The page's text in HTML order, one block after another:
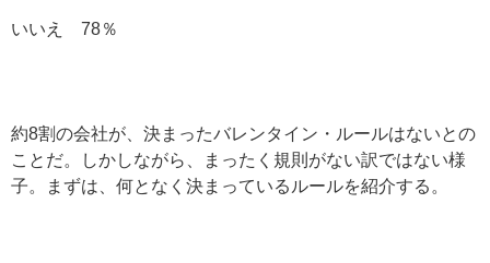
いいえ 78％
約8割の会社が、決まったバレンタイン・ルールはないとの
ことだ。しかしながら、まったく規則がない訳ではない様
子。まずは、何となく決まっているルールを紹介する。